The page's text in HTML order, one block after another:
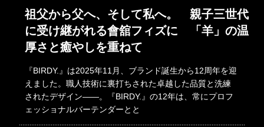
祖父から父へ、そして私へ。 親子三世代
に受け継がれる會舘フィズに 「羊」の温
厚さと癒やしを重ねて
『BIRDY.』は2025年11月、ブランド誕生から12周年を迎
えました。職人技術に裏打ちされた卓越した品質と洗練
されたデザイン――。『BIRDY.』の12年は、常にプロフ
ェッショナルバーテンダーとと